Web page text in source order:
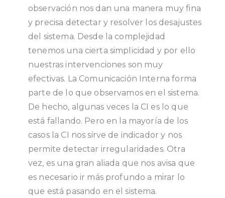
observación nos dan una manera muy fina
y precisa detectar y resolver los desajustes
del sistema. Desde la complejidad
tenemos una cierta simplicidad y por ello
nuestras intervenciones son muy
efectivas. La Comunicación Interna forma
parte de lo que observamos en el sistema.
De hecho, algunas veces la CI es lo que
está fallando. Pero en la mayoría de los
casos la CI nos sirve de indicador y nos
permite detectar irregularidades. Otra
vez, es una gran aliada que nos avisa que
es necesario ir más profundo a mirar lo
que está pasando en el sistema.